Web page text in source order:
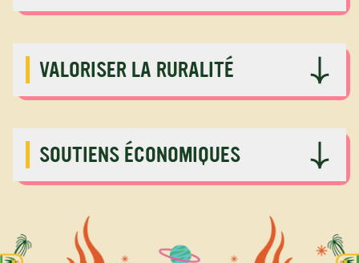
VALORISER LA RURALITÉ
SOUTIENS ÉCONOMIQUES